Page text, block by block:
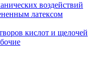
воздействий
латексом
кислот и щелочей